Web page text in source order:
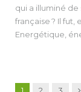
qui a illuminé
française ? Il fut,
Energétique,